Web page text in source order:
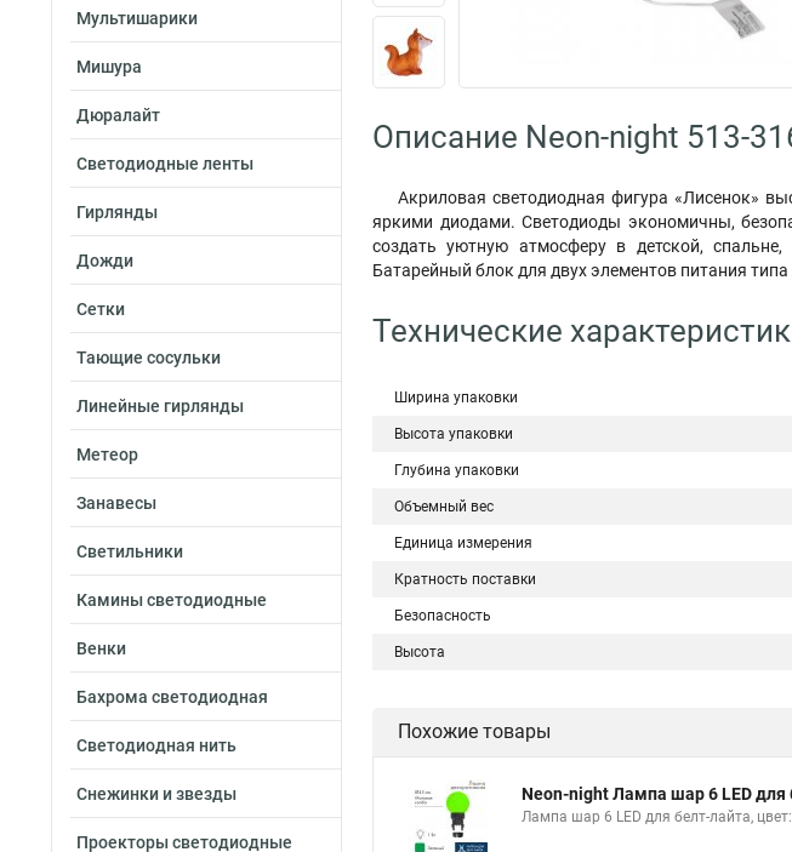
Мультишарики
Мишура
Дюралайт
Светодиодные ленты
Гирлянды
Дожди
Сетки
Тающие сосульки
Линейные гирлянды
Метеор
Занавесы
Светильники
Камины светодиодные
Венки
Бахрома светодиодная
Светодиодная нить
Снежинки и звезды
Проекторы светодиодные
Описание Neon-night 513-
Акриловая светодиодная фигура «Лисенок»
яркими диодами. Светодиоды экономичны,
создать уютную атмосферу в детской,
Батарейный блок для двух элементов питания
Технические
Ширина упаковки
Высота упаковки
Глубина упаковки
Объемный вес
Единица измерения
Кратность поставки
Безопасность
Высота
Похожие товары
Neon-night Лампа шар 6 LED для
Лампа шар 6 LED для белт-лайта,